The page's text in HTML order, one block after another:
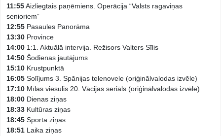
11:55Aizliegtais paņēmiens. Operācija “Valsts ragaviņas
senioriem”
12:55 Pasaules Panorāma
13:30 Province
14:00 1:1. Aktuālā intervija. Režisors Valters Sīlis
14:50 Šodienas jautājums
15:10 Krustpunktā
16:05 Solījums 3. Spānijas telenovele (oriģinālvalodas izvēle)
17:10 Mīlas viesulis 20. Vācijas seriāls (oriģinālvalodas izvēle)
18:00 Dienas ziņas
18:33 Kultūras ziņas
18:45 Sporta ziņas
18:51 Laika ziņas